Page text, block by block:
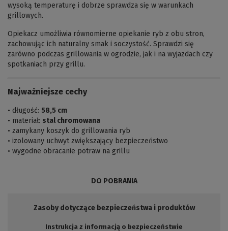
wysoką temperaturę i dobrze sprawdza się w warunkach
grillowych.
Opiekacz umożliwia równomierne opiekanie ryb z obu stron,
zachowując ich naturalny smak i soczystość. Sprawdzi się
zarówno podczas grillowania w ogrodzie, jak i na wyjazdach czy
spotkaniach przy grillu.
Najważniejsze cechy
• długość: 58,5 cm
• materiał: stal chromowana
• zamykany koszyk do grillowania ryb
• izolowany uchwyt zwiększający bezpieczeństwo
• wygodne obracanie potraw na grillu
DO POBRANIA
Zasoby dotyczące bezpieczeństwa i produktów
Instrukcja z informacją o bezpieczeństwie